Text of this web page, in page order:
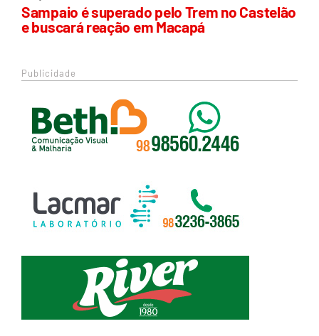
Sampaio é superado pelo Trem no Castelão
e buscará reação em Macapá
Publicidade